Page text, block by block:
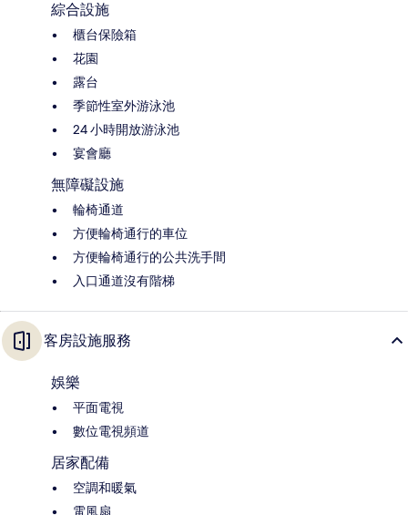
綜合設施
櫃台保險箱
花園
露台
季節性室外游泳池
24 小時開放游泳池
宴會廳
無障礙設施
輪椅通道
方便輪椅通行的車位
方便輪椅通行的公共洗手間
入口通道沒有階梯
客房設施服務
娛樂
平面電視
數位電視頻道
居家配備
空調和暖氣
電風扇